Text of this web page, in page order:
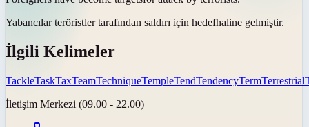
Yabancılar teröristler tarafından saldırı için hedefhaline gelmiştir.
İlgili Kelimeler
TackleTaskTaxTeamTechniqueTempleTendTendencyTermTerrestrial
İletişim Merkezi (09.00 - 22.00)